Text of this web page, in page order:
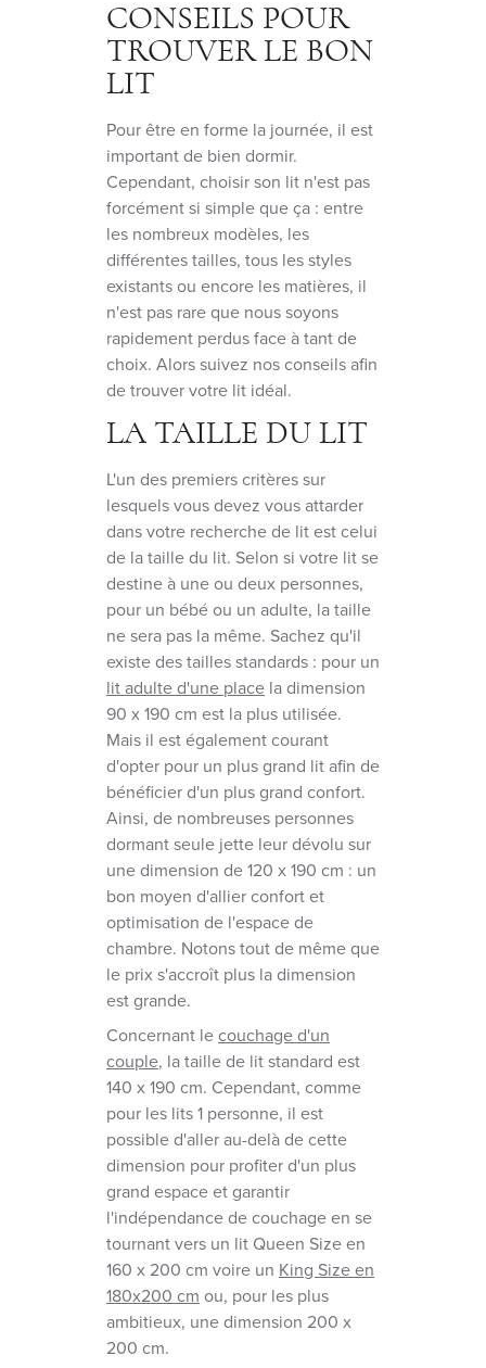
CONSEILS POUR
TROUVER LE BON
LIT
Pour être en forme la journée, il est
important de bien dormir.
Cependant, choisir son lit n'est pas
forcément si simple que ça : entre
les nombreux modèles, les
différentes tailles, tous les styles
existants ou encore les matières, il
n'est pas rare que nous soyons
rapidement perdus face à tant de
choix. Alors suivez nos conseils afin
de trouver votre lit idéal.
LA TAILLE DU LIT
L'un des premiers critères sur
lesquels vous devez vous attarder
dans votre recherche de lit est celui
de la taille du lit. Selon si votre lit se
destine à une ou deux personnes,
pour un bébé ou un adulte, la taille
ne sera pas la même. Sachez qu'il
existe des tailles standards : pour un
lit adulte d'une place la dimension
90 x 190 cm est la plus utilisée.
Mais il est également courant
d'opter pour un plus grand lit afin de
bénéficier d'un plus grand confort.
Ainsi, de nombreuses personnes
dormant seule jette leur dévolu sur
une dimension de 120 x 190 cm : un
bon moyen d'allier confort et
optimisation de l'espace de
chambre. Notons tout de même que
le prix s'accroît plus la dimension
est grande.
Concernant lecouchage d'un
couple, la taille de lit standard est
140 x 190 cm. Cependant, comme
pour les lits 1 personne, il est
possible d'aller au-delà de cette
dimension pour profiter d'un plus
grand espace et garantir
l'indépendance de couchage en se
tournant vers un lit Queen Size en
160 x 200 cm voire un King Size en
180x200 cm ou, pour les plus
ambitieux, une dimension 200 x
200 cm.